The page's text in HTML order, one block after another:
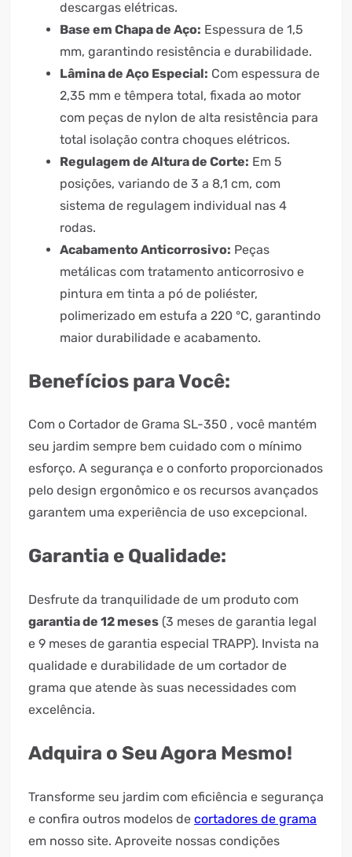
descargas elétricas.
Base em Chapa de Aço: Espessura de 1,5
mm, garantindo resistência e durabilidade.
Lâmina de Aço Especial: Com espessura de
2,35 mm e têmpera total, fixada ao motor
com peças de nylon de alta resistência para
total isolação contra choques elétricos.
Regulagem de Altura de Corte: Em 5
posições, variando de 3 a 8,1 cm, com
sistema de regulagem individual nas 4
rodas.
Acabamento Anticorrosivo: Peças
metálicas com tratamento anticorrosivo e
pintura em tinta a pó de poliéster,
polimerizado em estufa a 220 °C, garantindo
maior durabilidade e acabamento.
Benefícios para Você:
Com o Cortador de Grama SL-350 , você mantém
seu jardim sempre bem cuidado com o mínimo
esforço. A segurança e o conforto proporcionados
pelo design ergonômico e os recursos avançados
garantem uma experiência de uso excepcional.
Garantia e Qualidade:
Desfrute da tranquilidade de um produto com
garantia de 12 meses (3 meses de garantia legal
e 9 meses de garantia especial TRAPP). Invista na
qualidade e durabilidade de um cortador de
grama que atende às suas necessidades com
excelência.
Adquira o Seu Agora Mesmo!
Transforme seu jardim com eficiência e segurança
e confira outros modelos de cortadores de grama
em nosso site. Aproveite nossas condições